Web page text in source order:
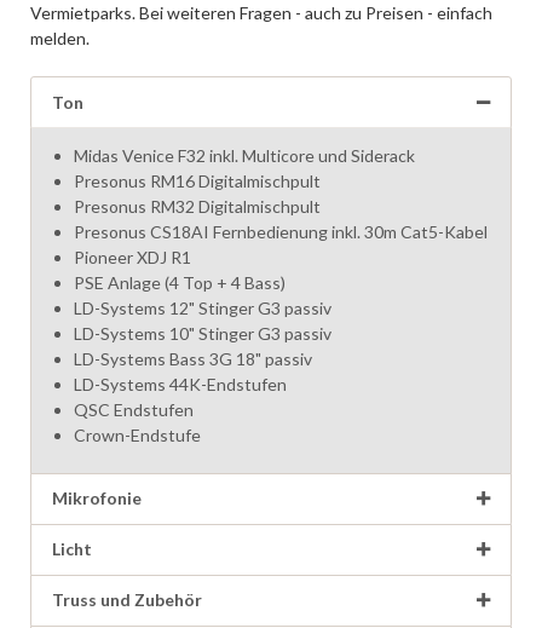
Vermietparks. Bei weiteren Fragen - auch zu Preisen - einfach
melden.
Ton
Midas Venice F32 inkl. Multicore und Siderack
Presonus RM16 Digitalmischpult
Presonus RM32 Digitalmischpult
Presonus CS18AI Fernbedienung inkl. 30m Cat5-Kabel
Pioneer XDJ R1
PSE Anlage (4 Top + 4 Bass)
LD-Systems 12" Stinger G3 passiv
LD-Systems 10" Stinger G3 passiv
LD-Systems Bass 3G 18" passiv
LD-Systems 44K-Endstufen
QSC Endstufen
Crown-Endstufe
Mikrofonie
Licht
Truss und Zubehör